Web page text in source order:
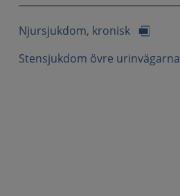
Njursjukdom, kronisk
Stensjukdom övre urinvägarna